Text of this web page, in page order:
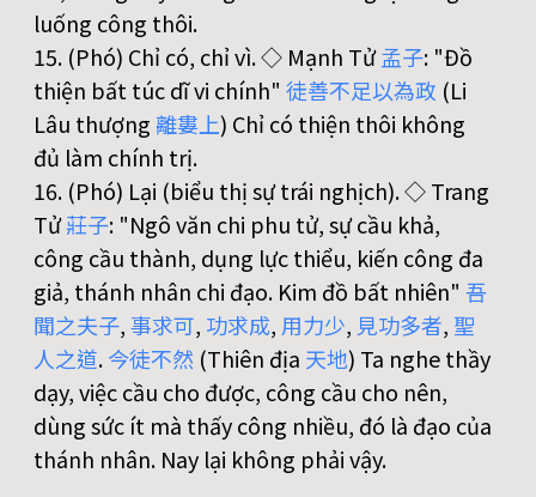
luống công thôi.
15. (Phó) Chỉ có, chỉ vì. ◇ Mạnh Tử孟子: "Đồ
thiện bất túc dĩ vi chính" 徒善不足以為政 (Li
Lâu thượng 離婁 上) Chỉ có thiện thôi không
đủ làm chính trị.
16. (Phó) Lại (biểu thị sự trái nghịch). ◇ Trang
Tử莊子: "Ngô văn chi phu tử, sự cầu khả,
công cầu thành, dụng lực thiểu, kiến công đa
giả, thánh nhân chi đạo. Kim đồ bất nhiên" 吾
聞之夫子,事求可, 功求成, 用力少, 見功多者, 聖
人之道.今徒不然 (Thiên địa 天地) Ta nghe thầy
dạy, việc cầu cho được, công cầu cho nên,
dùng sức ít mà thấy công nhiều, đó là đạo của
thánh nhân. Nay lại không phải vậy.